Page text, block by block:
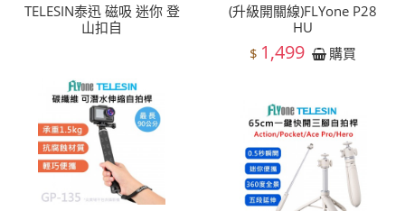
TELESIN泰迅 磁吸 迷你 登
山扣自
(升級開關線)FLYone P28
HU
$ 1,499 購買